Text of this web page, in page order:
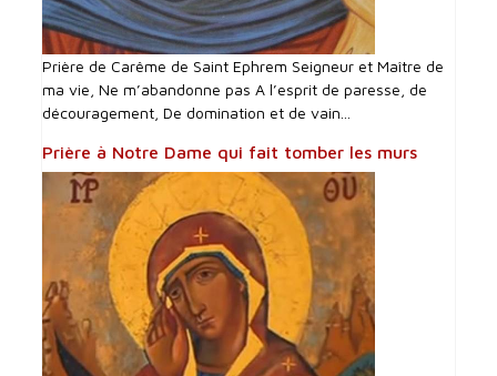
Prière de Carême de Saint Ephrem Seigneur et Maître de
ma vie, Ne m’abandonne pas A l’esprit de paresse, de
découragement, De domination et de vain...
Prière à Notre Dame qui fait tomber les murs